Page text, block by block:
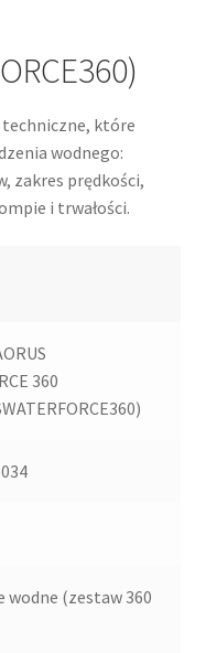
które
wodnego:
zakres prędkości,
i trwałości.
360
wodne (zestaw 360